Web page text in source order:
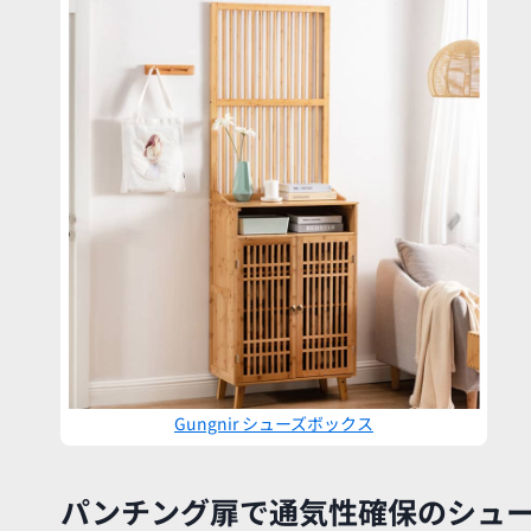
Gungnir シューズボックス
パンチング扉で通気性確保のシュ